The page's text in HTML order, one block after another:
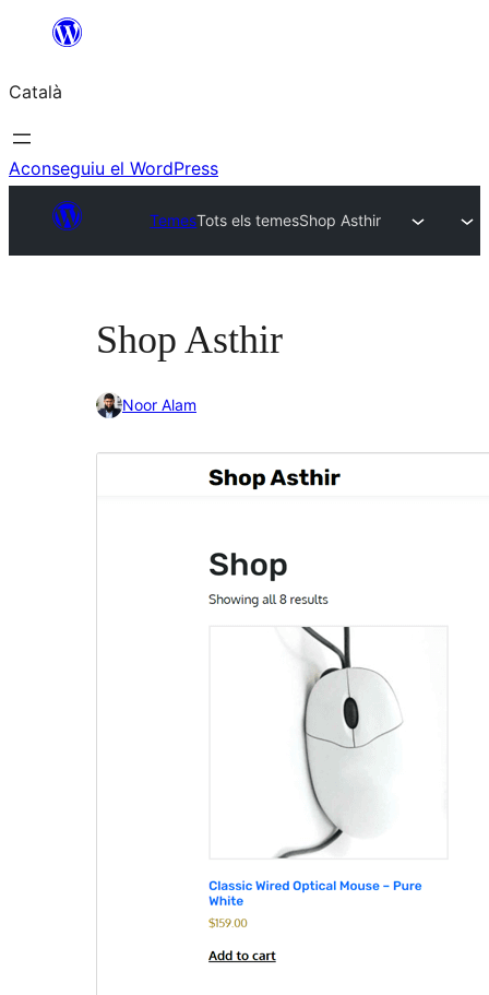
contingut
Català
Aconseguiu el WordPress
TemesTots els temesShop Asthir
Shop Asthir
Noor Alam